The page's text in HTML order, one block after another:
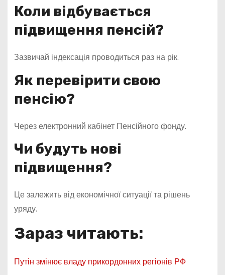
Коли відбувається
підвищення пенсій?
Зазвичай індексація проводиться раз на рік.
Як перевірити свою
пенсію?
Через електронний кабінет Пенсійного фонду.
Чи будуть нові
підвищення?
Це залежить від економічної ситуації та рішень
уряду.
Зараз читають:
Путін змінює владу прикордонних регіонів РФ